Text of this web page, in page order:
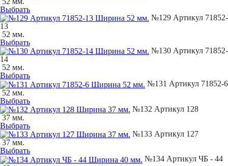
Выбрать
№129 Артикул 71852-
13
52 мм.
Выбрать
№130 Артикул 71852-
14
52 мм.
Выбрать
№131 Артикул 71852-6
52 мм.
Выбрать
№132 Артикул 128
37 мм.
Выбрать
№133 Артикул 127
37 мм.
Выбрать
№134 Артикул ЧБ - 44